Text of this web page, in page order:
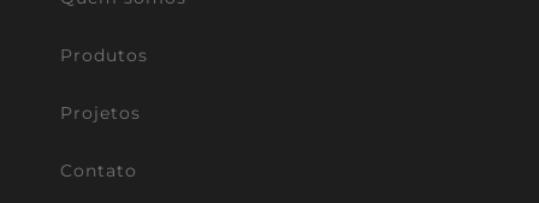
Produtos
Projetos
Contato